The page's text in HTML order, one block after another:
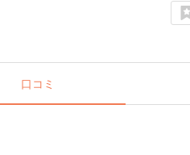
口コミ